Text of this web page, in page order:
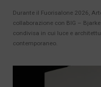
Durante il Fuorisalone 2026,
collaborazione con BIG –
condivisa in cui luce e
contemporaneo.